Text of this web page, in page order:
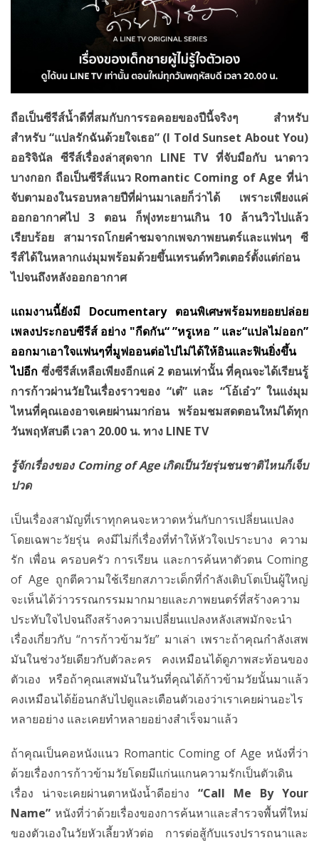
ถือเป็นซีรีส์น้ำดีที่สมกับการรอคอยของปีนี้จริงๆ สำหรับ
สำหรับ “แปลรักฉันด้วยใจเธอ” (I Told Sunset About You)
ออริจินัล ซีรีส์เรื่องล่าสุดจาก LINE TV ที่จับมือกับ นาดาว
บางกอก ถือเป็นซีรีส์แนว Romantic Coming of Age ที่น่า
จับตามองในรอบหลายปีที่ผ่านมาเลยก็ว่าได้ เพราะเพียงแค่
ออกอากาศไป 3 ตอน ก็พุ่งทะยานเกิน 10 ล้านวิวไปแล้ว
เรียบร้อย สามารถโกยคำชมจากเพจภาพยนตร์และแฟนๆ ซี
รีส์ได้ในหลากแง่มุมพร้อมด้วยขึ้นเทรนด์ทวิตเตอร์ตั้งแต่ก่อน
ไปจนถึงหลังออกอากาศ
แถมงานนี้ยังมี Documentary ตอนพิเศษพร้อมทยอยปล่อย
เพลงประกอบซีรีส์ อย่าง "กีดกัน” “หรูเหอ ” และ“แปลไม่ออก”
ออกมาเอาใจแฟนๆที่มูฟออนต่อไปไม่ได้ให้อินและฟินยิ่งขึ้น
ไปอีก ซึ่งซีรีส์เหลือเพียงอีกแค่ 2 ตอนเท่านั้น ที่คุณจะได้เรียนรู้
การก้าวผ่านวัยในเรื่องราวของ “เต๋” และ “โอ้เอ๋ว” ในแง่มุม
ไหนที่คุณเองอาจเคยผ่านมาก่อน พร้อมชมสดตอนใหม่ได้ทุก
วันพฤหัสบดี เวลา 20.00 น. ทาง LINE TV
รู้จักเรื่องของ Coming of Age เกิดเป็นวัยรุ่นชนชาติไหนก็เจ็บ
ปวด
เป็นเรื่องสามัญที่เราทุกคนจะหวาดหวั่นกับการเปลี่ยนแปลง
โดยเฉพาะวัยรุ่น คงมีไม่กี่เรื่องที่ทำให้หัวใจเปราะบาง ความ
รัก เพื่อน ครอบครัว การเรียน และการค้นหาตัวตน Coming
of Age ถูกตีความใช้เรียกสภาวะเด็กที่กำลังเติบโตเป็นผู้ใหญ่
จะเห็นได้ว่าวรรณกรรมมากมายและภาพยนตร์ที่สร้างความ
ประทับใจไปจนถึงสร้างความเปลี่ยนแปลงหลังเสพมักจะนำ
เรื่องเกี่ยวกับ “การก้าวข้ามวัย” มาเล่า เพราะถ้าคุณกำลังเสพ
มันในช่วงวัยเดียวกับตัวละคร คงเหมือนได้ดูภาพสะท้อนของ
ตัวเอง หรือถ้าคุณเสพมันในวันที่คุณได้ก้าวข้ามวัยนั้นมาแล้ว
คงเหมือนได้ย้อนกลับไปดูและเตือนตัวเองว่าเราเคยผ่านอะไร
หลายอย่าง และเคยทำหลายอย่างสำเร็จมาแล้ว
ถ้าคุณเป็นคอหนังแนว Romantic Coming of Age หนังที่ว่า
ด้วยเรื่องการก้าวข้ามวัยโดยมีแก่นแกนความรักเป็นตัวเดิน
เรื่อง น่าจะเคยผ่านตาหนังน้ำดีอย่าง “Call Me By Your
Name” หนังที่ว่าด้วยเรื่องของการค้นหาและสำรวจพื้นที่ใหม่
ของตัวเองในวัยหัวเลี้ยวหัวต่อ การต่อสู้กับแรงปรารถนาและ